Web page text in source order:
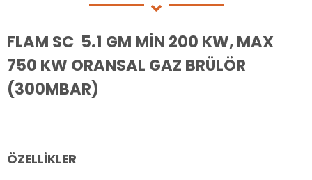
FLAM SC 5.1 GM MİN 200 KW, MAX
750 KW ORANSAL GAZ BRÜLÖR
(300MBAR)
ÖZELLİKLER